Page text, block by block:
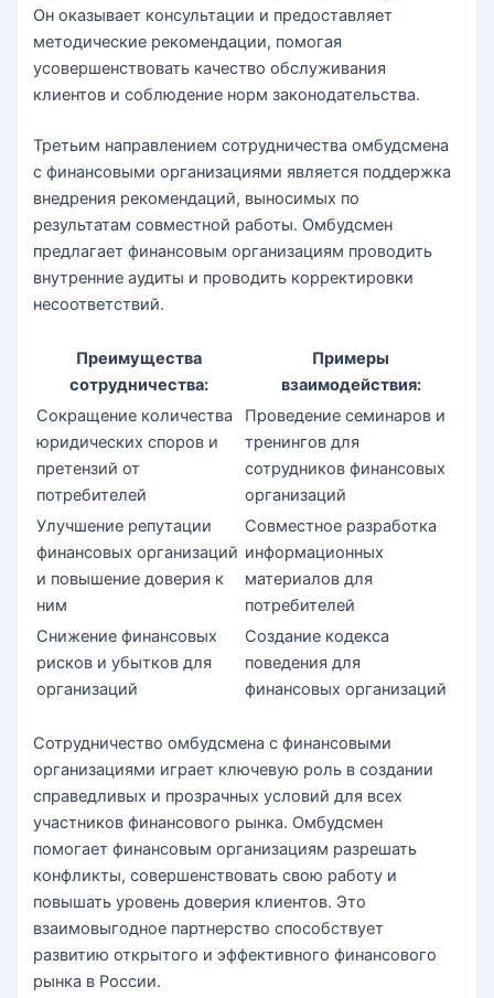
Он оказывает консультации и предоставляет
методические рекомендации, помогая
усовершенствовать качество обслуживания
клиентов и соблюдение норм законодательства.
Третьим направлением сотрудничества омбудсмена
с финансовыми организациями является поддержка
внедрения рекомендаций, выносимых по
результатам совместной работы. Омбудсмен
предлагает финансовым организациям проводить
внутренние аудиты и проводить корректировки
несоответствий.
Преимущества
сотрудничества:
Примеры
взаимодействия:
Сокращение количества
юридических споров и
претензий от
потребителей
Проведение семинаров и
тренингов для
сотрудников финансовых
организаций
Улучшение репутации
финансовых организаций
и повышение доверия к
ним
Совместное разработка
информационных
материалов для
потребителей
Снижение финансовых
рисков и убытков для
организаций
Создание кодекса
поведения для
финансовых организаций
Сотрудничество омбудсмена с финансовыми
организациями играет ключевую роль в создании
справедливых и прозрачных условий для всех
участников финансового рынка. Омбудсмен
помогает финансовым организациям разрешать
конфликты, совершенствовать свою работу и
повышать уровень доверия клиентов. Это
взаимовыгодное партнерство способствует
развитию открытого и эффективного финансового
рынка в России.